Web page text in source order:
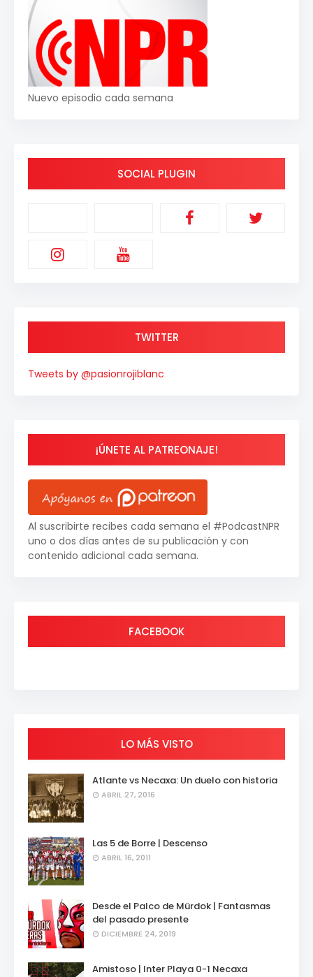
Nuevo episodio cada semana
SOCIAL PLUGIN
TWITTER
Tweets by @pasionrojiblanc
¡ÚNETE AL PATREONAJE!
Al suscribirte recibes cada semana el #PodcastNPR
uno o dos días antes de su publicación y con
contenido adicional cada semana.
FACEBOOK
LO MÁS VISTO
Atlante vs Necaxa: Un duelo con historia
ABRIL 27, 2016
Las 5 de Borre | Descenso
ABRIL 16, 2011
Desde el Palco de Mürdok | Fantasmas
del pasado presente
DICIEMBRE 24, 2019
Amistoso | Inter Playa 0-1 Necaxa